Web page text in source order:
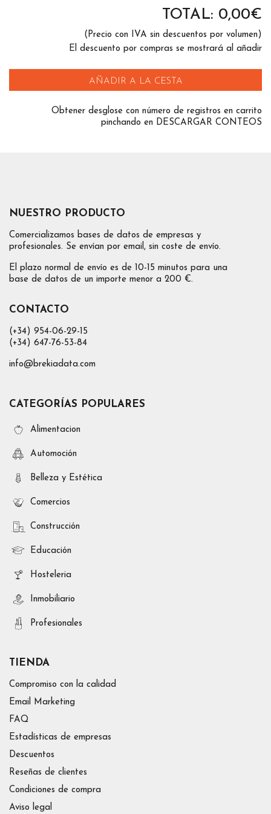
TOTAL: 0,00€
(Precio con IVA sin descuentos por volumen)
El descuento por compras se mostrará al añadir
AÑADIR A LA CESTA
Obtener desglose con número de registros en carrito
pinchando en DESCARGAR CONTEOS
NUESTRO PRODUCTO
Comercializamos bases de datos de empresas y
profesionales. Se envían por email, sin coste de envío.
El plazo normal de envío es de 10-15 minutos para una
base de datos de un importe menor a 200 €.
CONTACTO
(+34) 954-06-29-15
(+34) 647-76-53-84
info@brekiadata.com
CATEGORÍAS POPULARES
Alimentacion
Automoción
Belleza y Estética
Comercios
Construcción
Educación
Hosteleria
Inmobiliario
Profesionales
TIENDA
Compromiso con la calidad
Email Marketing
FAQ
Estadísticas de empresas
Descuentos
Reseñas de clientes
Condiciones de compra
Aviso legal